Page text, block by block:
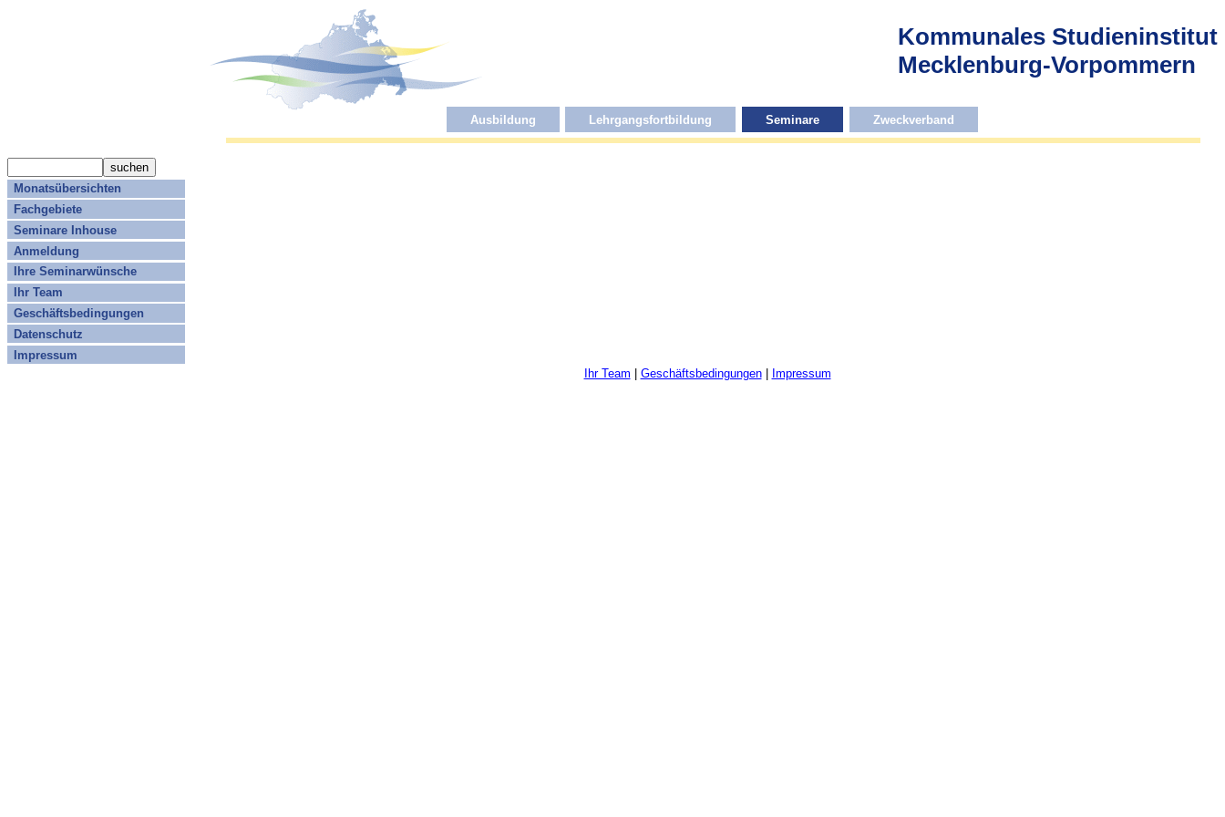
Kommunales Studieninstitut
Mecklenburg-Vorpommern
Ausbildung Lehrgangsfortbildung Seminare Zweckverband
Monatsübersichten
Fachgebiete
Seminare Inhouse
Anmeldung
Ihre Seminarwünsche
Ihr Team
Geschäftsbedingungen
Datenschutz
Impressum
Ihr Team | Geschäftsbedingungen| Impressum